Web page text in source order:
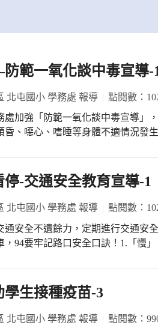
範一氧化談中毒宣導-
北屯國小 學務處 報導 點閱數：
處加強「防範一氧化談中毒宣導」
昏、噁心、嗜睡等身體不適情況發
-交通安全教育宣導-1
北屯國小 學務處 報導 點閱數：
通安全不遺餘力，定期進行交通安
，94要牢記路口安全口訣！1.「慢
學生接種疫苗-3
北屯國小 學務處 報導 點閱數：